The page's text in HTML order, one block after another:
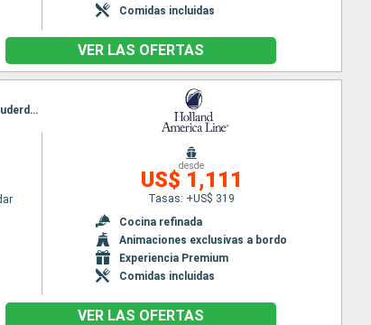
Comidas incluidas
VER LAS OFERTAS
Itinerario : Fort Lauderdale, Key West, Gran Caiman, Ocho Rios, Mahogany Bay, Belice, Cozumel, Fort Lauderdale
desde
US$ 1,111
Tasas: +US$ 319
Cocina refinada
Animaciones exclusivas a bordo
Experiencia Premium
Comidas incluidas
VER LAS OFERTAS